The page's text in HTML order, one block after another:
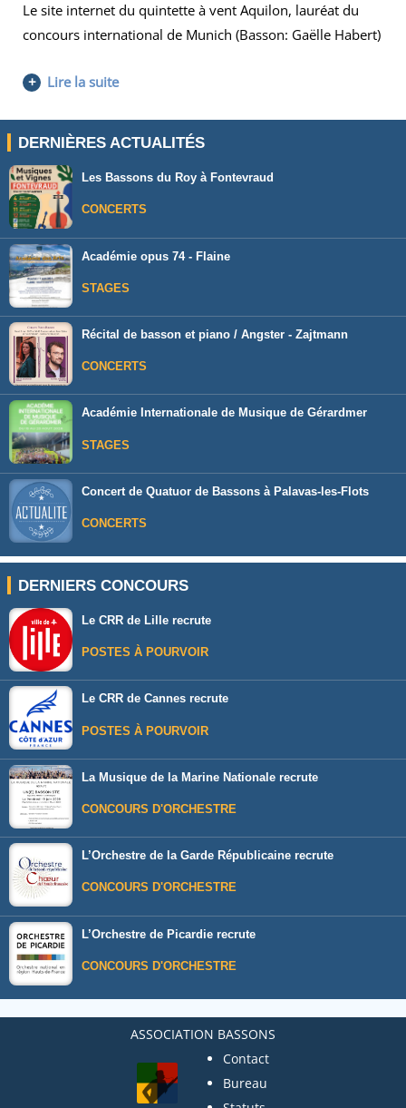
Le site internet du quintette à vent Aquilon, lauréat du
concours international de Munich (Basson: Gaëlle Habert)
+ Lire la suite
DERNIÈRES ACTUALITÉS
Les Bassons du Roy à Fontevraud
CONCERTS
Académie opus 74 - Flaine
STAGES
Récital de basson et piano / Angster - Zajtmann
CONCERTS
Académie Internationale de Musique de Gérardmer
STAGES
Concert de Quatuor de Bassons à Palavas-les-Flots
CONCERTS
DERNIERS CONCOURS
Le CRR de Lille recrute
POSTES À POURVOIR
Le CRR de Cannes recrute
POSTES À POURVOIR
La Musique de la Marine Nationale recrute
CONCOURS D'ORCHESTRE
L’Orchestre de la Garde Républicaine recrute
CONCOURS D'ORCHESTRE
L’Orchestre de Picardie recrute
CONCOURS D'ORCHESTRE
ASSOCIATION BASSONS
Contact
Bureau